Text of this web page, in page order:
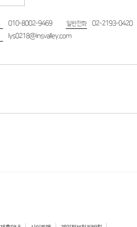
010-8002-9469 일반전화 02-2193-0420
lys0218@insvalley.com